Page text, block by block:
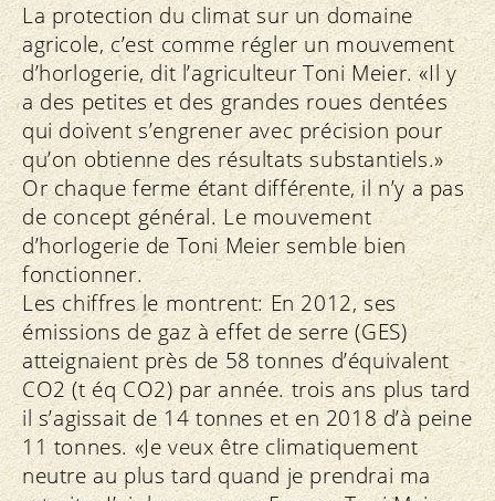
La protection du climat sur un domaine
agricole, c’est comme régler un mouvement
d’horlogerie, dit l’agriculteur Toni Meier. «Il y
a des petites et des grandes roues dentées
qui doivent s’engrener avec précision pour
qu’on obtienne des résultats substantiels.»
Or chaque ferme étant différente, il n’y a pas
de concept général. Le mouvement
d’horlogerie de Toni Meier semble bien
fonctionner.
Les chiffres le montrent: En 2012, ses
émissions de gaz à effet de serre (GES)
atteignaient près de 58 tonnes d’équivalent
CO2 (t éq CO2) par année. trois ans plus tard
il s’agissait de 14 tonnes et en 2018 d’à peine
11 tonnes. «Je veux être climatiquement
neutre au plus tard quand je prendrai ma